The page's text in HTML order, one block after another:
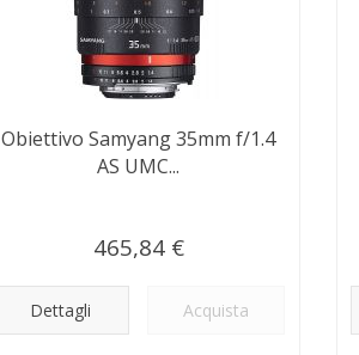
Obiettivo Samyang 35mm f/1.4
AS UMC...
465,84 €
Dettagli Acquista